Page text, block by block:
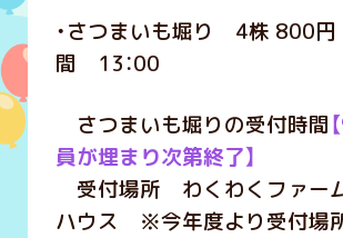
・さつまいも堀り 4株
間 13：00
さつまいも堀りの受付時間
員が埋まり次第終了】
受付場所 わくわくファー
ハウス ※今年度より受付場